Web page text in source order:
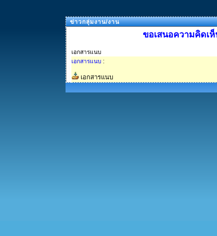
ข่าวกลุ่มงาน/งาน
ขอเสนอความคิดเ
เอกสารแนบ
เอกสารแนบ :
เอกสารแนบ